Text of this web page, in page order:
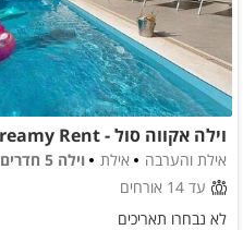
וילה אקווה סול - Dreamy Rent
אילת והערבה אילת
וילה 5 חדרים
עד 14 אורחים
לא נבחרו תאריכים